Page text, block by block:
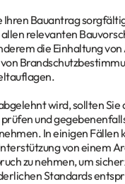
Ihren Bauantrag
relevanten
die Einhaltung
wird, sollten Sie
und
In einigen Fällen
von einem
zu nehmen, um
Standards